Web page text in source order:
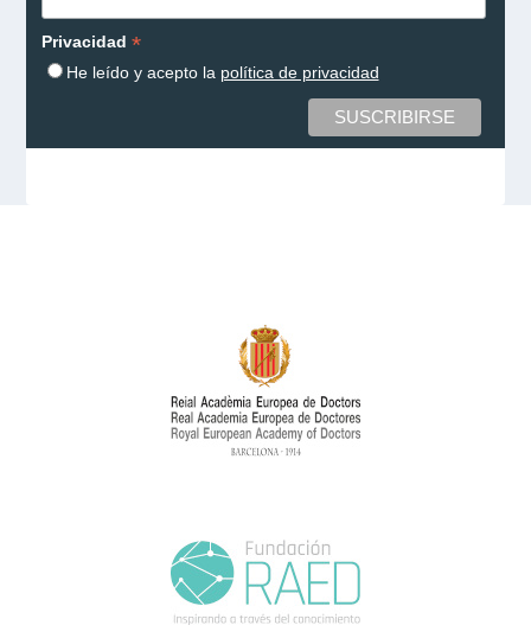
Privacidad *
He leído y acepto la política de privacidad